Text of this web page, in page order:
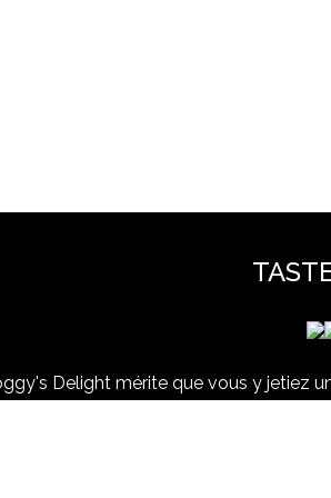
Delight mérite que vous y jetiez